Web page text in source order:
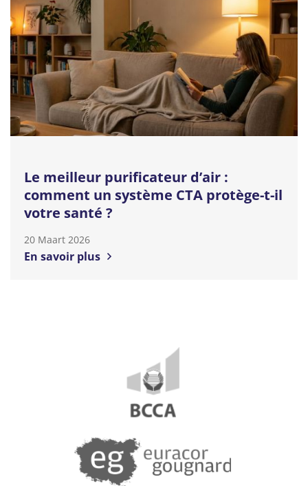
Le meilleur purificateur d’air :
comment un système CTA protège-t-il
votre santé ?
20 Maart 2026
En savoir plus